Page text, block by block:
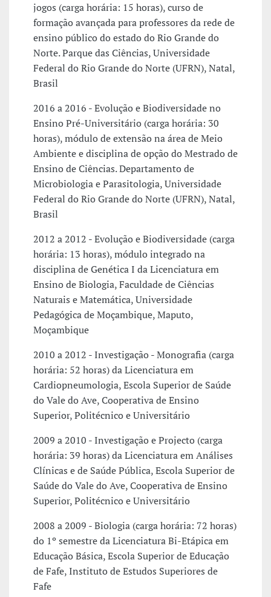
jogos (carga horária: 15 horas), curso de
formação avançada para professores da rede de
ensino público do estado do Rio Grande do
Norte. Parque das Ciências, Universidade
Federal do Rio Grande do Norte (UFRN), Natal,
Brasil
2016 a 2016 - Evolução e Biodiversidade no
Ensino Pré-Universitário (carga horária: 30
horas), módulo de extensão na área de Meio
Ambiente e disciplina de opção do Mestrado de
Ensino de Ciências. Departamento de
Microbiologia e Parasitologia, Universidade
Federal do Rio Grande do Norte (UFRN), Natal,
Brasil
2012 a 2012 - Evolução e Biodiversidade (carga
horária: 13 horas), módulo integrado na
disciplina de Genética I da Licenciatura em
Ensino de Biologia, Faculdade de Ciências
Naturais e Matemática, Universidade
Pedagógica de Moçambique, Maputo,
Moçambique
2010 a 2012 - Investigação - Monografia (carga
horária: 52 horas) da Licenciatura em
Cardiopneumologia, Escola Superior de Saúde
do Vale do Ave, Cooperativa de Ensino
Superior, Politécnico e Universitário
2009 a 2010 - Investigação e Projecto (carga
horária: 39 horas) da Licenciatura em Análises
Clínicas e de Saúde Pública, Escola Superior de
Saúde do Vale do Ave, Cooperativa de Ensino
Superior, Politécnico e Universitário
2008 a 2009 - Biologia (carga horária: 72 horas)
do 1º semestre da Licenciatura Bi-Etápica em
Educação Básica, Escola Superior de Educação
de Fafe, Instituto de Estudos Superiores de
Fafe